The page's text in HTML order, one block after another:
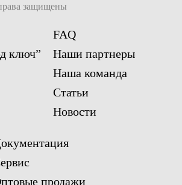
сУсловиями
услуг
сУсловиями
услуг
защищены
ключ”
FAQ
Наши партнеры
Наша команда
Статьи
Новости
продажи